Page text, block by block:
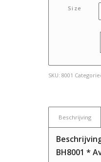
Size
SKU: 8001
Beschrijving
BH8001 *